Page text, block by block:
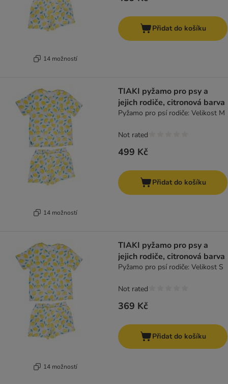
14 možností
Přidat do košíku
14 možností
TIAKI pyžamo pro psy a
jejich rodiče, citronová barva
Pyžamo pro psí rodiče: Velikost M
499 Kč
Not rated
Přidat do košíku
14 možností
TIAKI pyžamo pro psy a
jejich rodiče, citronová barva
Pyžamo pro psí rodiče: Velikost S
369 Kč
Not rated
Přidat do košíku